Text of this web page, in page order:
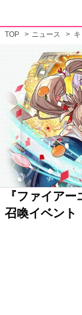
TOP ニュース
『ファイア
召喚イベント